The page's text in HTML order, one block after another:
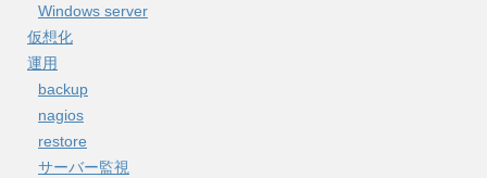
Windows server
仮想化
運用
backup
nagios
restore
サーバー監視